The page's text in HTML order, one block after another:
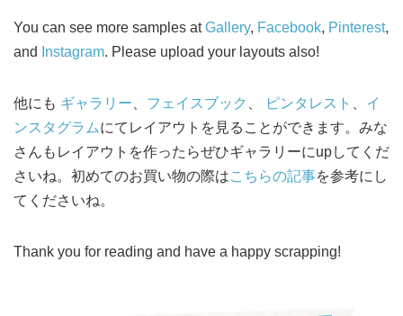
You can see more samples atGallery, Facebook, Pinterest,
and
Instagram. Please upload your layouts also!
他にも ギャラリー フェイスブック ピンタレスト
イ
ンスタグラムにてレイアウトを見ることができます。みな
さんもレイアウトを作ったらぜひギャラリーにupしてくだ
さいね。初めてのお買い物の際はこちらの記事を参考にし
てくださいね。
Thank you for reading and have a happy scrapping!